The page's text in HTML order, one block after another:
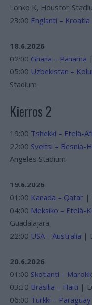
Lohko K, Houston
23:00 Englanti – Kroatia
18.6.2026
02:00 Ghana – Panama
05:00 Uzbekistan –
Stadium
Kierros 2
19:00 Tshekki – Etelä-
22:00 Sveitsi – Bosnia-
Angeles Stadium
19.6.2026
01:00 Kanada – Qatar |
04:00 Meksiko – Etelä-
Guadalajara
22:00 USA – Australia |
20.6.2026
01:00 Skotlanti –
03:30 Brasilia – Haiti |
06:00 Turkki – Paraguay